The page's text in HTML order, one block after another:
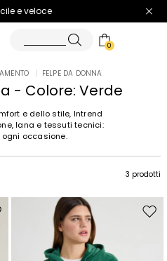
gratuita
e veloce
0
| FELPE DA DONNA
- Colore: Verde
e dello stile, Intrend
lana e tessuti tecnici:
occasione.
3 prodotti